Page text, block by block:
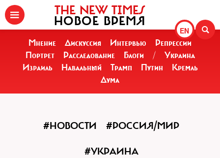
EN
THE NEW TIMES
НОВОЕ ВРЕМЯ
Мнение Дискуссия Интервью
Репрессии
Портрет
Расследование Блоги /
Украина
Израиль
Навальный Трамп Путин
Кремль
Дума
#НОВОСТИ #РОССИЯ/МИР
#УКРАИНА